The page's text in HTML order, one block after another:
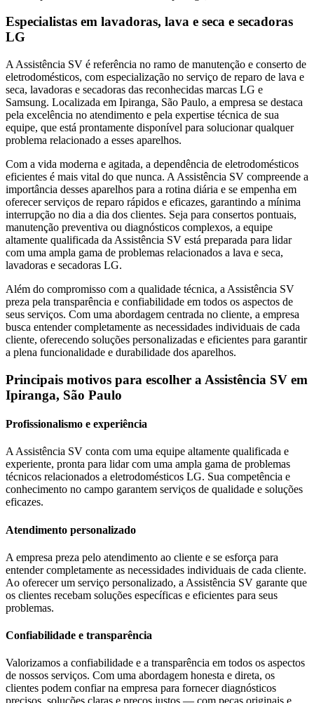
Especialistas em lavadoras, lava e seca e secadoras
LG
A Assistência SV é referência no ramo de manutenção e conserto de
eletrodomésticos, com especialização no serviço de reparo de lava e
seca, lavadoras e secadoras das reconhecidas marcas LG e
Samsung. Localizada em Ipiranga, São Paulo, a empresa se destaca
pela excelência no atendimento e pela expertise técnica de sua
equipe, que está prontamente disponível para solucionar qualquer
problema relacionado a esses aparelhos.
Com a vida moderna e agitada, a dependência de eletrodomésticos
eficientes é mais vital do que nunca. A Assistência SV compreende a
importância desses aparelhos para a rotina diária e se empenha em
oferecer serviços de reparo rápidos e eficazes, garantindo a mínima
interrupção no dia a dia dos clientes. Seja para consertos pontuais,
manutenção preventiva ou diagnósticos complexos, a equipe
altamente qualificada da Assistência SV está preparada para lidar
com uma ampla gama de problemas relacionados a lava e seca,
lavadoras e secadoras LG.
Além do compromisso com a qualidade técnica, a Assistência SV
preza pela transparência e confiabilidade em todos os aspectos de
seus serviços. Com uma abordagem centrada no cliente, a empresa
busca entender completamente as necessidades individuais de cada
cliente, oferecendo soluções personalizadas e eficientes para garantir
a plena funcionalidade e durabilidade dos aparelhos.
Principais motivos para escolher a Assistência SV em
Ipiranga, São Paulo
Profissionalismo e experiência
A Assistência SV conta com uma equipe altamente qualificada e
experiente, pronta para lidar com uma ampla gama de problemas
técnicos relacionados a eletrodomésticos LG. Sua competência e
conhecimento no campo garantem serviços de qualidade e soluções
eficazes.
Atendimento personalizado
A empresa preza pelo atendimento ao cliente e se esforça para
entender completamente as necessidades individuais de cada cliente.
Ao oferecer um serviço personalizado, a Assistência SV garante que
os clientes recebam soluções específicas e eficientes para seus
problemas.
Confiabilidade e transparência
Valorizamos a confiabilidade e a transparência em todos os aspectos
de nossos serviços. Com uma abordagem honesta e direta, os
clientes podem confiar na empresa para fornecer diagnósticos